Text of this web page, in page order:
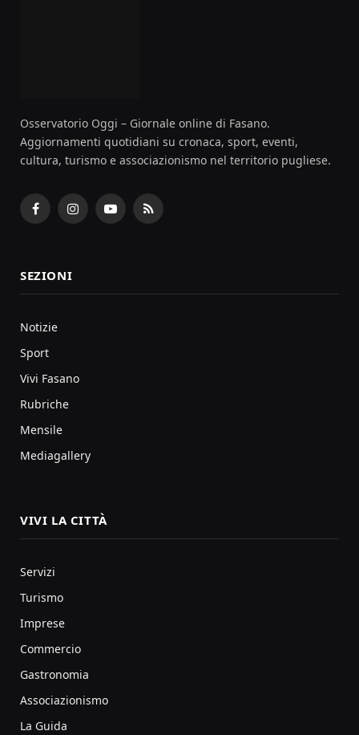
Osservatorio Oggi – Giornale online di Fasano.
Aggiornamenti quotidiani su cronaca, sport, eventi,
cultura, turismo e associazionismo nel territorio pugliese.
FacebookInstagramYouTubeRSS
SEZIONI
Notizie
Sport
Vivi Fasano
Rubriche
Mensile
Mediagallery
VIVI LA CITTÀ
Servizi
Turismo
Imprese
Commercio
Gastronomia
Associazionismo
La Guida